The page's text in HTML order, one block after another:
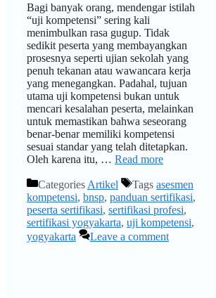
Bagi banyak orang, mendengar istilah
“uji kompetensi” sering kali
menimbulkan rasa gugup. Tidak
sedikit peserta yang membayangkan
prosesnya seperti ujian sekolah yang
penuh tekanan atau wawancara kerja
yang menegangkan. Padahal, tujuan
utama uji kompetensi bukan untuk
mencari kesalahan peserta, melainkan
untuk memastikan bahwa seseorang
benar-benar memiliki kompetensi
sesuai standar yang telah ditetapkan.
Oleh karena itu, … Read more
Categories Artikel Tags asesmen
kompetensi, bnsp, panduan sertifikasi,
peserta sertifikasi, sertifikasi profesi,
sertifikasi yogyakarta, uji kompetensi,
yogyakarta
Leave a comment